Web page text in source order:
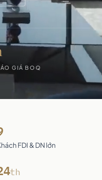
GIÁ BOQ
FDI & DN lớn
th